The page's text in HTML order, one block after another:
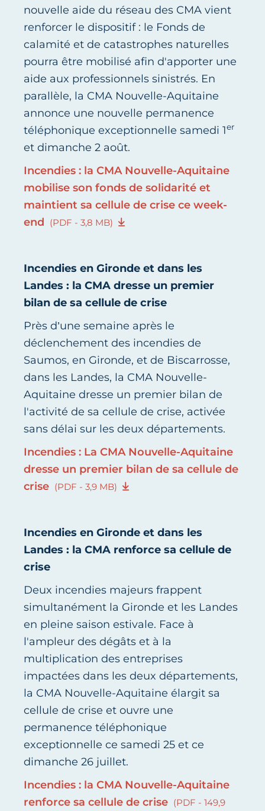
nouvelle aide du réseau des CMA vient
renforcer le dispositif : le Fonds de
calamité et de catastrophes naturelles
pourra être mobilisé afin d'apporter une
aide aux professionnels sinistrés. En
parallèle, la CMA Nouvelle-Aquitaine
annonce une nouvelle permanence
téléphonique exceptionnelle samedi 1er
et dimanche 2 août.
Incendies : la CMA Nouvelle-Aquitaine
mobilise son fonds de solidarité et
maintient sa cellule de crise ce week-
end (PDF - 3,8 MB)
Incendies en Gironde et dans les
Landes : la CMA dresse un premier
bilan de sa cellule de crise
Près d’une semaine après le
déclenchement des incendies de
Saumos, en Gironde, et de Biscarrosse,
dans les Landes, la CMA Nouvelle-
Aquitaine dresse un premier bilan de
l'activité de sa cellule de crise, activée
sans délai sur les deux départements.
Incendies : La CMA Nouvelle-Aquitaine
dresse un premier bilan de sa cellule de
crise (PDF - 3,9 MB)
Incendies en Gironde et dans les
Landes : la CMA renforce sa cellule de
crise
Deux incendies majeurs frappent
simultanément la Gironde et les Landes
en pleine saison estivale. Face à
l'ampleur des dégâts et à la
multiplication des entreprises
impactées dans les deux départements,
la CMA Nouvelle-Aquitaine élargit sa
cellule de crise et ouvre une
permanence téléphonique
exceptionnelle ce samedi 25 et ce
dimanche 26 juillet.
Incendies : la CMA Nouvelle-Aquitaine
renforce sa cellule de crise (PDF - 149,9